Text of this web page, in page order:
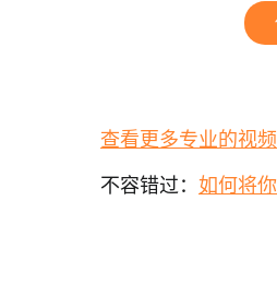
查看更多专业的视
不容错过： 如何将